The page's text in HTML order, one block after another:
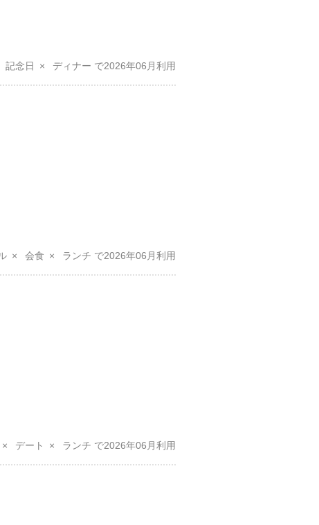
記念日 ディナー 2026年06月
会食 ランチ 2026年06月
デート ランチ 2026年06月